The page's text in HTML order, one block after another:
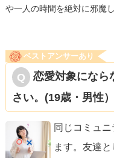
や一人の時間を絶対に邪魔
ベストアンサーあり
恋愛対象になら
さい。(19歳・男性）
同じコミュ
ます。友達